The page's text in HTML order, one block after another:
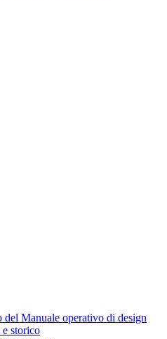
del Manuale operativo di design
e storico